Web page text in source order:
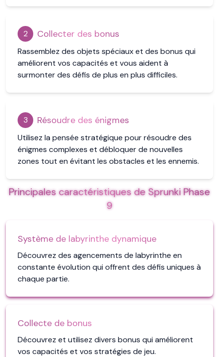
2 Collecter des bonus
Rassemblez des objets spéciaux et des bonus qui
améliorent vos capacités et vous aident à
surmonter des défis de plus en plus difficiles.
3 Résoudre des énigmes
Utilisez la pensée stratégique pour résoudre des
énigmes complexes et débloquer de nouvelles
zones tout en évitant les obstacles et les ennemis.
Principales caractéristiques de Sprunki Phase
9
Système de labyrinthe dynamique
Découvrez des agencements de labyrinthe en
constante évolution qui offrent des défis uniques à
chaque partie.
Collecte de bonus
Découvrez et utilisez divers bonus qui améliorent
vos capacités et vos stratégies de jeu.